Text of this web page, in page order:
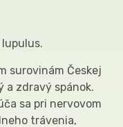
surovinám Českej
a zdravý spánok.
sa pri nervovom
trávenia,